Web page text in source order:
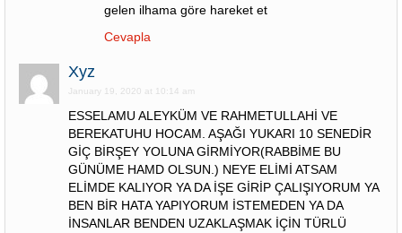
gelen ilhama göre hareket et
Cevapla
Xyz
January 19, 2020 at 10:14 am
ESSELAMU ALEYKÜM VE RAHMETULLAHİ VE
BEREKATUHU HOCAM. AŞAĞI YUKARI 10 SENEDİR
GİÇ BİRŞEY YOLUNA GİRMİYOR(RABBİME BU
GÜNÜME HAMD OLSUN.) NEYE ELİMİ ATSAM
ELİMDE KALIYOR YA DA İŞE GİRİP ÇALIŞIYORUM YA
BEN BİR HATA YAPIYORUM İSTEMEDEN YA DA
İNSANLAR BENDEN UZAKLAŞMAK İÇİN TÜRLÜ